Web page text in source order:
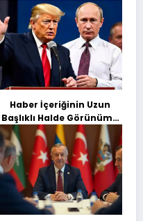
Haber İçeriğinin Uzun
Başlıklı Halde Görünümü
Deneme Başılığı